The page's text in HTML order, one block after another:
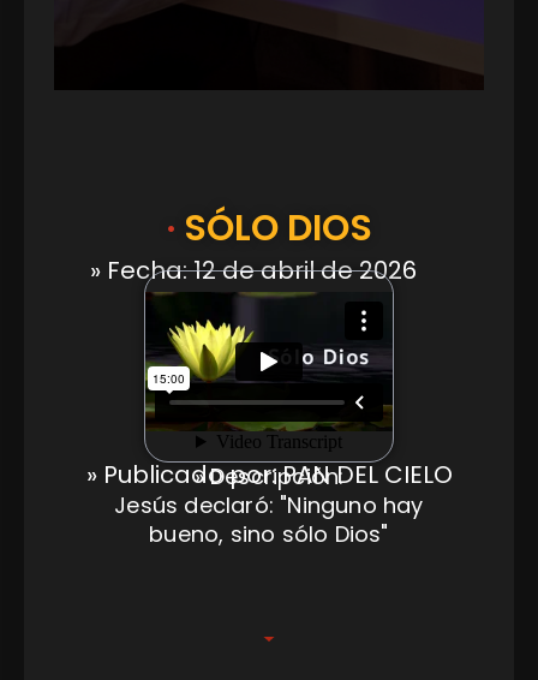
· SÓLO DIOS
» Fecha: 12 de abril de 2026
» Publicado por: PAN DEL CIELO
» Descripción:
Jesús declaró: "Ninguno hay
bueno, sino sólo Dios"